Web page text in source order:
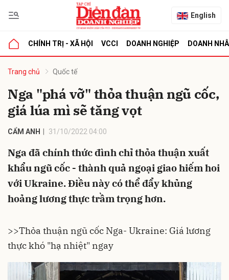
English
CHÍNH TRỊ - XÃ HỘI VCCI DOANH NGHIỆP DOANH
Trang chủ Quốc tế
Nga "phá vỡ" thỏa thuận ngũ cốc,
giá lúa mì sẽ tăng vọt
CẨM ANH 31/10/2022 04:00
Nga đã chính thức đình chỉ thỏa thuận xuất
khẩu ngũ cốc - thành quả ngoại giao hiếm hoi
với Ukraine. Điều này có thể đẩy khủng
hoảng lương thực trầm trọng hơn.
>>Thỏa thuận ngũ cốc Nga- Ukraine: Giá lương
thực khó "hạ nhiệt" ngay
luận
Hủy